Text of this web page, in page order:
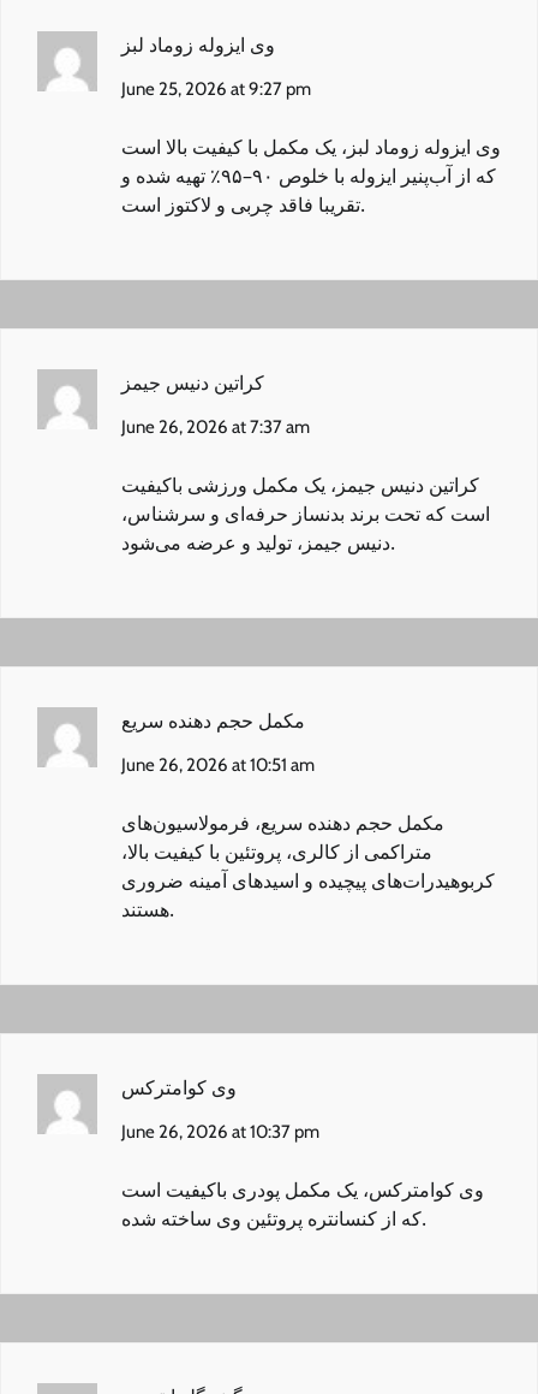
وی ایزوله زوماد لبز
June 25, 2026 at 9:27 pm
وی ایزوله زوماد لبز ، یک مکمل با کیفیت بالا است
که از آب‌پنیر ایزوله با خلوص ۹۰–۹۵٪ تهیه شده و
تقریبا فاقد چربی و لاکتوز است.
کراتین دنیس جیمز
June 26, 2026 at 7:37 am
کراتین دنیس جیمز ، یک مکمل ورزشی باکیفیت
است که تحت برند بدنساز حرفه‌ای و سرشناس،
دنیس جیمز، تولید و عرضه می‌شود.
مکمل حجم‌ دهنده سریع
June 26, 2026 at 10:51 am
مکمل حجم‌ دهنده سریع، فرمولاسیون‌های
متراکمی از کالری، پروتئین با کیفیت بالا،
کربوهیدرات‌های پیچیده و اسیدهای آمینه ضروری
هستند.
وی کوامترکس
June 26, 2026 at 10:37 pm
وی کوامترکس، یک مکمل پودری باکیفیت است
که از کنسانتره پروتئین وی ساخته شده.